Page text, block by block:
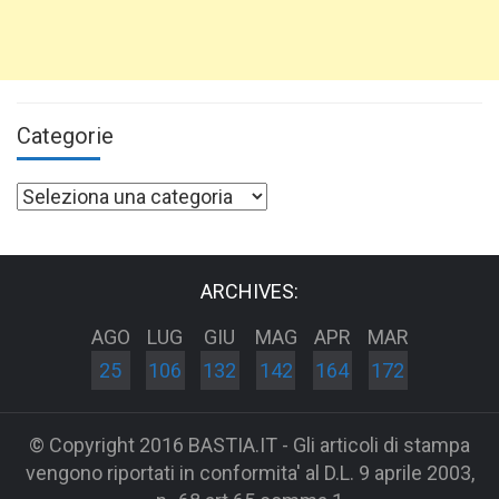
Categorie
Categorie
ARCHIVES:
AGO
25
LUG
106
GIU
132
MAG
142
APR
164
MAR
172
© Copyright 2016 BASTIA.IT - Gli articoli di stampa
vengono riportati in conformita' al D.L. 9 aprile 2003,